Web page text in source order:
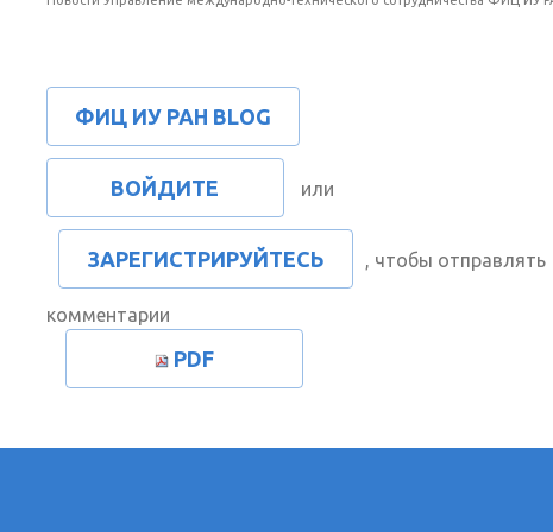
ФИЦ ИУ РАН BLOG
ВОЙДИТЕ или
ЗАРЕГИСТРИРУЙТЕСЬ , чтобы отправлять
комментарии
PDF